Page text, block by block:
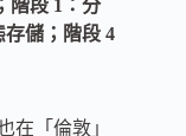
階段 1：分
存儲；階段 4
在「倫敦」